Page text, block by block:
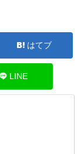
はてブ
LINE